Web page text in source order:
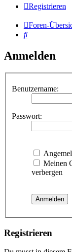
Registrieren
Foren-
Suche
Anmelden
Benutzername:
Passwort:
Meinen
verbergen
Registrieren